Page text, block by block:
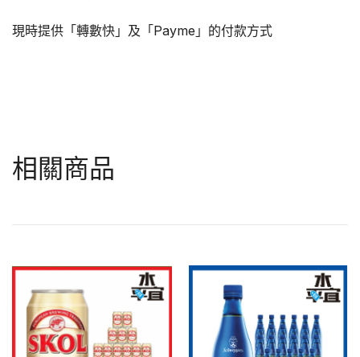
現時提供「轉數快」及「Payme」的付款方式
相關商品